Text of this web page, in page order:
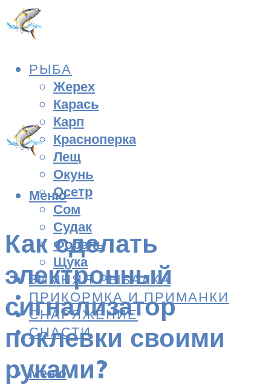
РЫБА
Жерех
Карась
Карп
Красноперка
Лещ
Окунь
Осетр
Сом
Судак
Форель
Щука
ЗИМНЯЯ РЫБАЛКА
ПРИКОРМКА И ПРИМАНКИ
СНАРЯЖЕНИЕ
СНАСТИ
Меню
Меню
Как сделать
электронный
сигнализатор
поклевки своими
руками?